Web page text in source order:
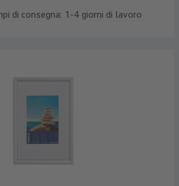
di consegna: 1-4 giorni di lavoro